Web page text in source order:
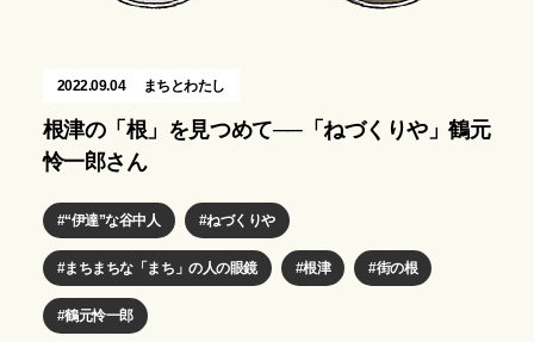
2022.09.04 まちとわたし
根津の「根」を見つめて──「ねづくりや」鶴元
怜一郎さん
“伊達”な谷中人 ねづくりや
まちまちな「まち」の人の眼鏡 根津 街の根
鶴元怜一郎